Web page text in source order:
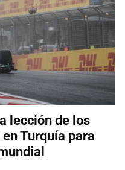
lección de los
Turquía para